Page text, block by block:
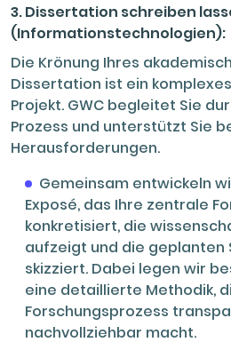
3. Dissertation schreiben
(Informationstechnologien):
Die Krönung Ihres
Dissertation ist ein
Projekt. GWC begleitet Sie
Prozess und unterstützt Sie
Herausforderungen.
Gemeinsam entwickeln
Exposé, das Ihre zentrale
konkretisiert, die
aufzeigt und die geplanten
skizziert. Dabei legen wir
eine detaillierte Methodik,
Forschungsprozess
nachvollziehbar macht.